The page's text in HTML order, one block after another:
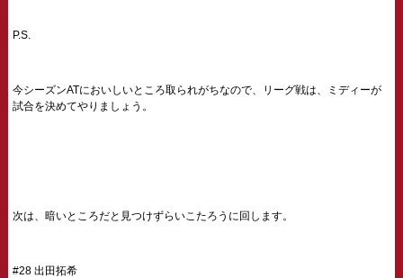
P.S.
今シーズンATにおいしいところ取られがちなので、リーグ戦は、ミディーが
試合を決めてやりましょう。
次は、暗いところだと見つけずらいこたろうに回します。
#28 出田拓希